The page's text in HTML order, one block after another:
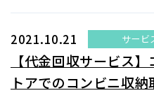
2021.10.21 サービ
【代金回収サービス
トアでのコンビニ収